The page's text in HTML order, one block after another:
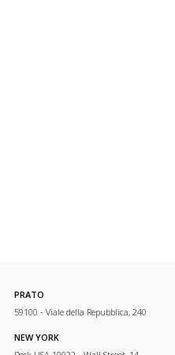
PRATO
59100 - Viale della Repubblica, 240
NEW YORK